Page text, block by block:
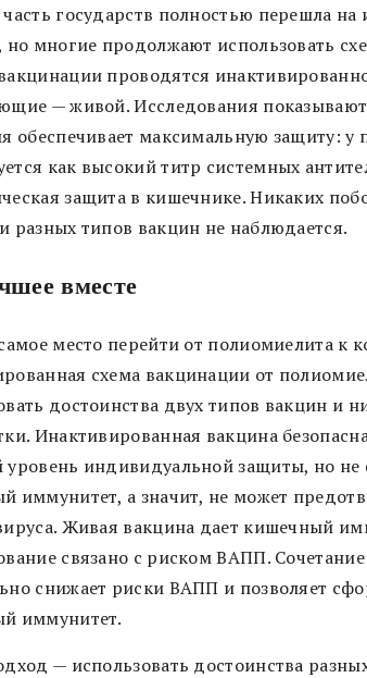
государств полностью перешла
но многие продолжают использовать
проводятся
— живой. Исследования
обеспечивает максимальную защиту: у
как высокий титр системных
защита в кишечнике. Никаких
разных типов вакцин не наблюдается.
вместе
место перейти от полиомиелита к
схема вакцинации от
достоинства двух типов вакцин и
Инактивированная вакцина
индивидуальной защиты, но не
иммунитет, а значит, не может
Живая вакцина дает кишечный
связано с риском ВАПП.
снижает риски ВАПП и позволяет
иммунитет.
— использовать достоинства